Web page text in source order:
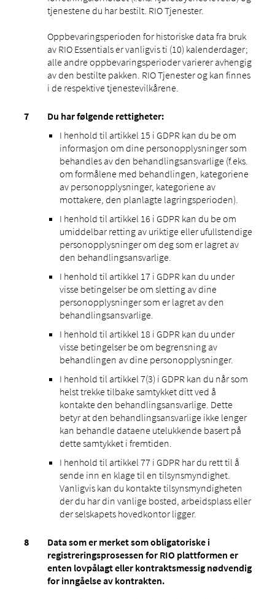
tjenestene du har bestilt. RIO Tjenester.
Oppbevaringsperioden for historiske data fra bruk
av RIO Essentials er vanligvis ti (10) kalenderdager;
alle andre oppbevaringsperioder varierer avhengig
av den bestilte pakken. RIO Tjenester og kan finnes
i de respektive tjenestevilkårene.
Du har følgende rettigheter:
I henhold til artikkel 15 i GDPR kan du be om
informasjon om dine personopplysninger som
behandles av den behandlingsansvarlige (f.eks.
om formålene med behandlingen, kategoriene
av personopplysninger, kategoriene av
mottakere, den planlagte lagringsperioden).
I henhold til artikkel 16 i GDPR kan du be om
umiddelbar retting av uriktige eller ufullstendige
personopplysninger om deg som er lagret av
den behandlingsansvarlige.
I henhold til artikkel 17 i GDPR kan du under
visse betingelser be om sletting av dine
personopplysninger som er lagret av den
behandlingsansvarlige.
I henhold til artikkel 18 i GDPR kan du under
visse betingelser be om begrensning av
behandlingen av dine personopplysninger.
I henhold til artikkel 7(3) i GDPR kan du når som
helst trekke tilbake samtykket ditt ved å
kontakte den behandlingsansvarlige. Dette
betyr at den behandlingsansvarlige ikke lenger
kan behandle dataene utelukkende basert på
dette samtykket i fremtiden.
I henhold til artikkel 77 i GDPR har du rett til å
sende inn en klage til en tilsynsmyndighet.
Vanligvis kan du kontakte tilsynsmyndigheten
der du har din vanlige bosted, arbeidsplass eller
der selskapets hovedkontor ligger.
Data som er merket som obligatoriske i
registreringsprosessen for RIO plattformen er
enten lovpålagt eller kontraktsmessig nødvendig
for inngåelse av kontrakten.